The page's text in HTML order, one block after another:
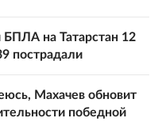
БПЛА на Татарстан 12
пострадали
Махачев обновит
победной